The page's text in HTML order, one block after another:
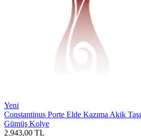
Yeni
Constantinus Porte Elde Kazıma Akik Taşı
Gümüş Kolye
2.943,00 TL